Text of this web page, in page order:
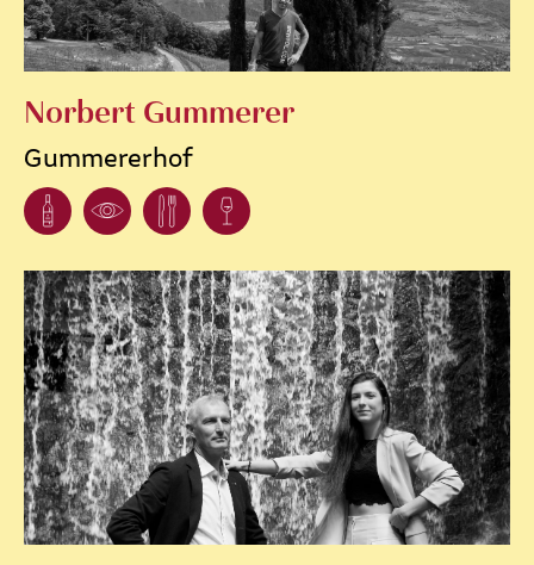
Norbert Gummerer
Gummererhof